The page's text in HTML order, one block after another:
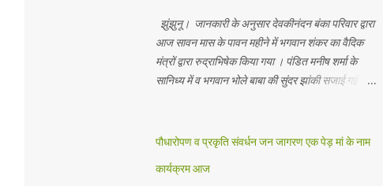
झुंझुनू। जानकारी के अनुसार देवकीनंदन बंका परिवार द्वारा
आज सावन मास के पावन महीने में भगवान शंकर का वैदिक
मंत्रों द्वारा रुद्राभिषेक किया गया । पंडित मनीष शर्मा के
सानिध्य में व भगवान भोले बाबा की सुंदर झांकी सजाई गई।
अनुष्ठान किया गया व भगवान से सर्वजन की मंगल कामना की
चंद्रकांत, रविकांत, उज्वल, गजानंद, गणेश, सफल, शिवम्,
पौधारोपण व प्रकृति संवर्धन जन जागरण एक पेड़ मां के नाम
कार्यक्रम आज